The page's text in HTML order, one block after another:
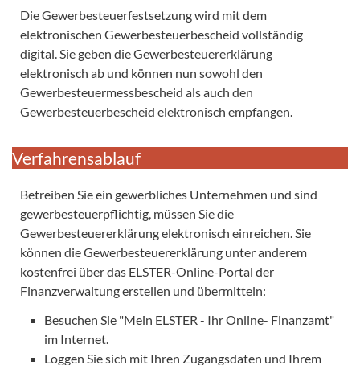
Die Gewerbesteuerfestsetzung wird mit dem
elektronischen Gewerbesteuerbescheid vollständig
digital. Sie geben die Gewerbesteuererklärung
elektronisch ab und können nun sowohl den
Gewerbesteuermessbescheid als auch den
Gewerbesteuerbescheid elektronisch empfangen.
Verfahrensablauf
Betreiben Sie ein gewerbliches Unternehmen und sind
gewerbesteuerpflichtig, müssen Sie die
Gewerbesteuererklärung elektronisch einreichen. Sie
können die Gewerbesteuererklärung unter anderem
kostenfrei über das ELSTER-Online-Portal der
Finanzverwaltung erstellen und übermitteln:
Besuchen Sie "Mein ELSTER - Ihr Online- Finanzamt"
im Internet.
Loggen Sie sich mit Ihren Zugangsdaten und Ihrem